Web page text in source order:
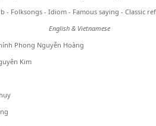
- Folksongs - Idiom - Famous saying - Classic
English & Vietnamese
Phong Nguyễn Hoàng
Kim